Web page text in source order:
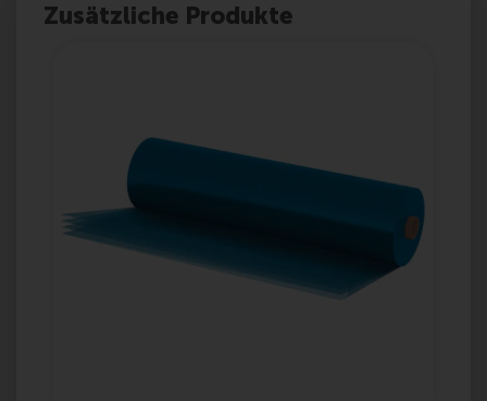
Zusätzliche Produkte